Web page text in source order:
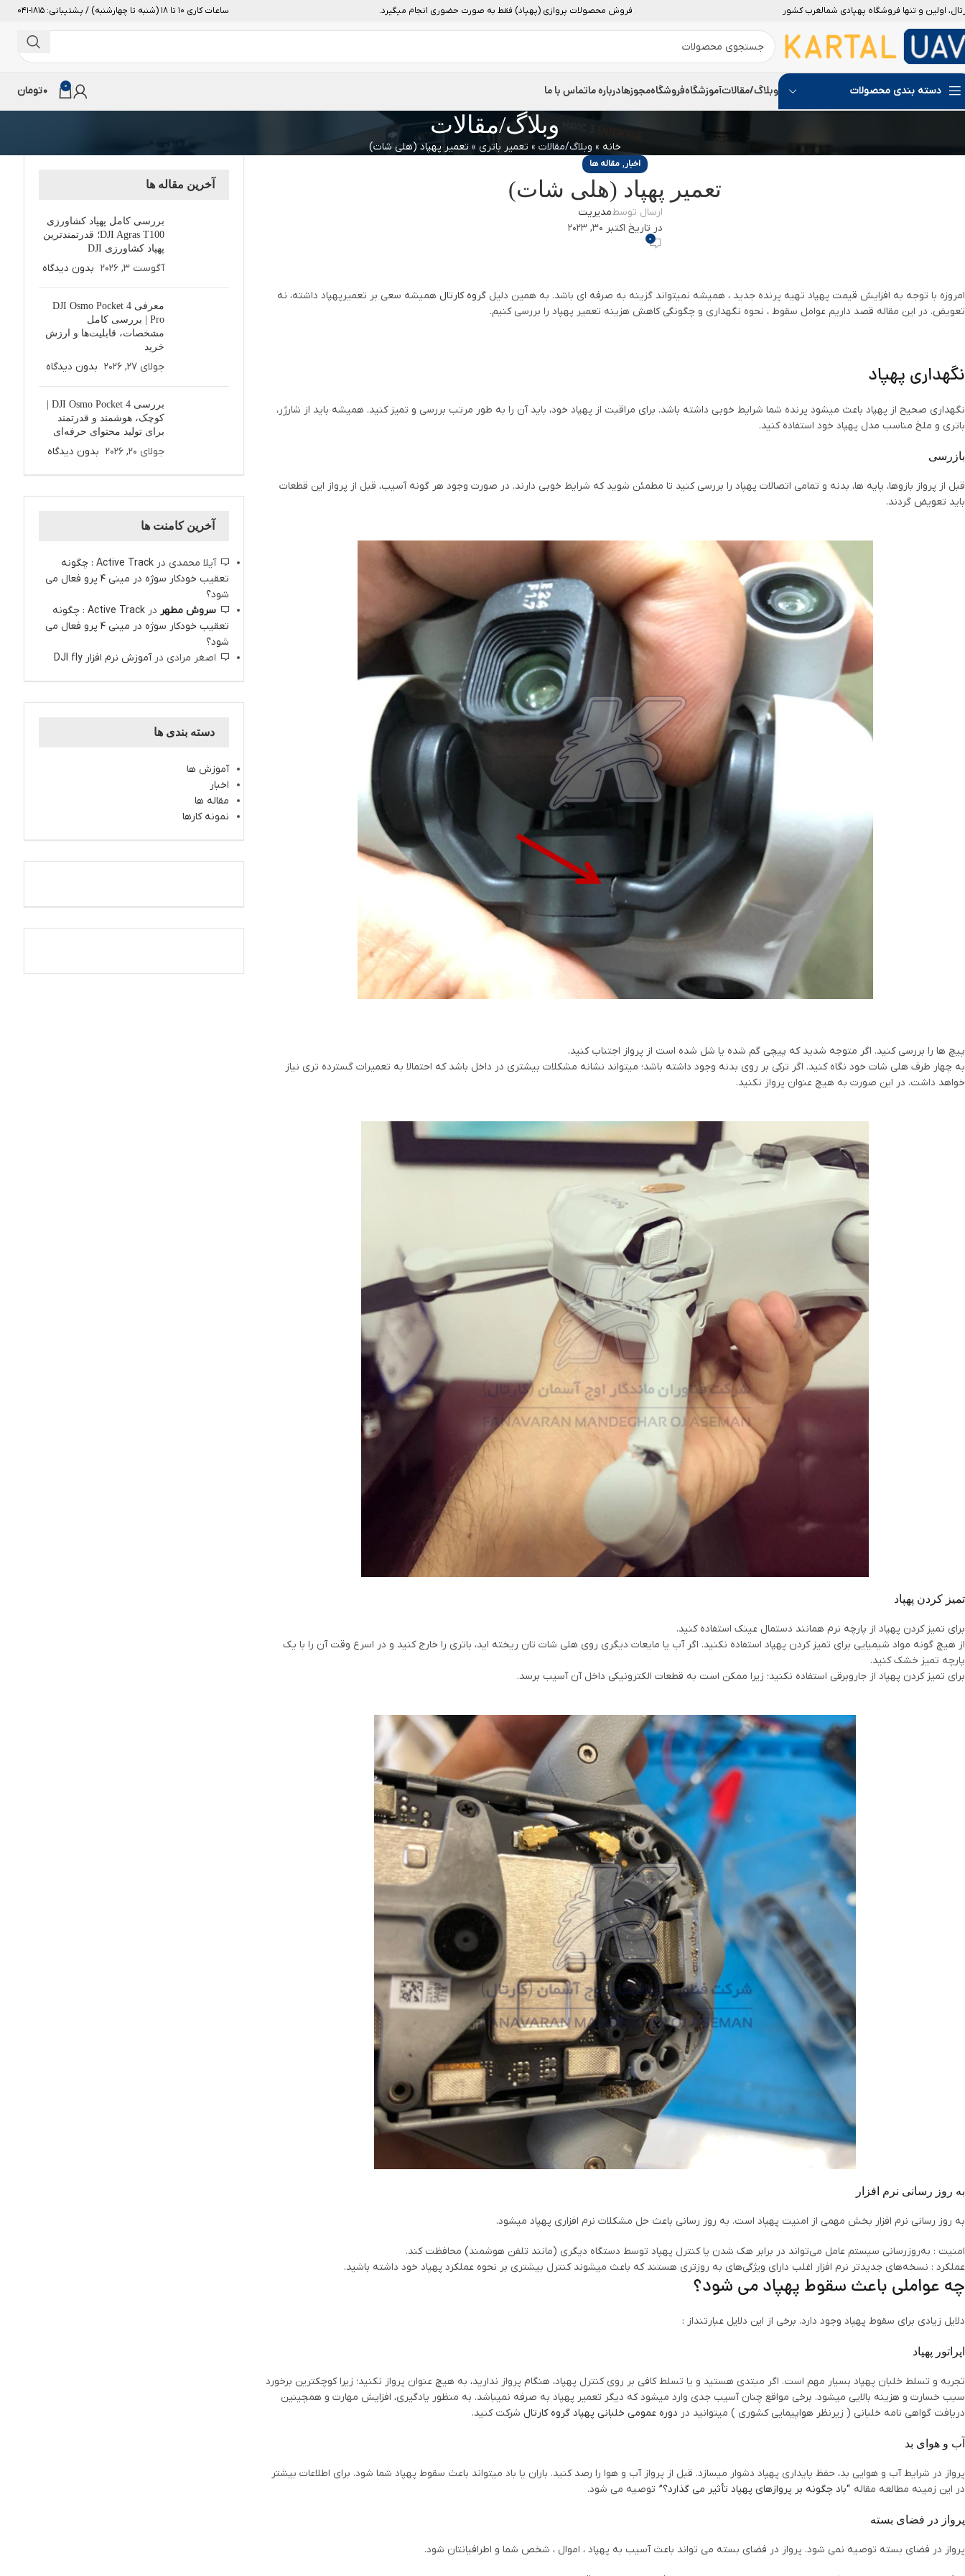
اولین و تنها فروشگاه پهپادی شمالغرب کشور فروش محصولات پروازی (پهپاد) فقط به صورت حضوری انجام میگیرد. ساعات کاری 10 تا 18 (شنبه تا چهارشنبه) / پشتیبانی: 1815-041
دسته بندی محصولات وبلاگ/مقالاتآموزشگاهفروشگاهمجوزهادرباره ماتماس با ما 0
0تومان
وبلاگ/مقالات
خانه » وبلاگ/مقالات » تعمیر باتری » تعمیر پهپاد (هلی شات)
اخبار, مقاله ها
تعمیر پهپاد (هلی شات)
ارسال توسطمدیریت
در تاریخ اکتبر 30, 2023
0
امروزه با توجه به افزایش قیمت پهپاد تهیه پرنده جدید ، همیشه نمیتواند گزینه به صرفه ای باشد. به همین دلیل گروه کارتال همیشه سعی بر تعمیرپهپاد داشته، نه
تعویض. در این مقاله قصد داریم عوامل سقوط ، نحوه نگهداری و چگونگی کاهش هزینه تعمیر پهپاد را بررسی کنیم.
نگهداری پهپاد
نگهداری صحیح از پهپاد باعث میشود پرنده شما شرایط خوبی داشته باشد. برای مراقبت از پهپاد خود، باید آن را به طور مرتب بررسی و تمیز کنید. همیشه باید از شارژر،
باتری و ملخ مناسب مدل پهپاد خود استفاده کنید.
بازرسی
قبل از پرواز بازوها، پایه ها، بدنه و تمامی اتصالات پهپاد را بررسی کنید تا مطمئن شوید که شرایط خوبی دارند. در صورت وجود هر گونه آسیب، قبل از پرواز این قطعات
باید تعویض گردند.
پیچ ها را بررسی کنید. اگر متوجه شدید که پیچی گم شده یا شل شده است از پرواز اجتناب کنید.
به چهار طرف هلی شات خود نگاه کنید. اگر ترکی بر روی بدنه وجود داشته باشد؛ میتواند نشانه مشکلات بیشتری در داخل باشد که احتمالا به تعمیرات گسترده تری نیاز
خواهد داشت. در این صورت به هیچ عنوان پرواز نکنید.
تمیز کردن پهپاد
برای تمیز کردن پهپاد از پارچه نرم همانند دستمال عینک استفاده کنید.
از هیچ گونه مواد شیمیایی برای تمیز کردن پهپاد استفاده نکنید. اگر آب یا مایعات دیگری روی هلی شات تان ریخته اید، باتری را خارج کنید و در اسرع وقت آن را با یک
پارچه تمیز خشک کنید.
برای تمیز کردن پهپاد از جاروبرقی استفاده نکنید؛ زیرا ممکن است به قطعات الکترونیکی داخل آن آسیب برسد.
به روز رسانی نرم افزار
به روز رسانی‌ نرم افزار بخش مهمی از امنیت پهپاد است. به روز رسانی باعث حل مشکلات نرم افزاری پهپاد میشود.
امنیت : به‌روزرسانی سیستم عامل می‌تواند در برابر هک شدن یا کنترل پهپاد توسط دستگاه دیگری (مانند تلفن هوشمند) محافظت کند.
عملکرد : نسخه‌های جدیدتر نرم افزار اغلب دارای ویژگی‌های به روزتری هستند که باعث میشوند کنترل بیشتری بر نحوه عملکرد پهپاد خود داشته باشید.
چه عواملی باعث سقوط پهپاد می شود؟
دلایل زیادی برای سقوط پهپاد وجود دارد. برخی از این دلایل عبارتنداز :
اپراتور پهپاد
تجربه و تسلط خلبان پهپاد بسیار مهم است. اگر مبتدی هستید و یا تسلط کافی بر روی کنترل پهپاد، هنگام پرواز ندارید، به هیچ عنوان پرواز نکنید؛ زیرا کوچکترین برخورد
سبب خسارت و هزینه بالایی میشود. برخی مواقع چنان آسیب جدی وارد میشود که دیگر تعمیر پهپاد به صرفه نمیباشد. به منظور یادگیری، افزایش مهارت و همچینین
دریافت گواهی نامه خلبانی ( زیرنظر هواپیمایی کشوری ) میتوانید در دوره عمومی خلبانی پهپاد گروه کارتال شرکت کنید.
آب و هوای بد
پرواز در شرایط آب و هوایی بد، حفظ پایداری پهپاد دشوار میسازد. قبل از پرواز آب و هوا را رصد کنید. باران یا باد میتواند باعث سقوط پهپاد شما شود. برای اطلاعات بیشتر
در این زمینه مطالعه مقاله “باد چگونه بر پروازهای پهپاد تأثیر می گذارد؟” توصیه می شود.
پرواز در فضای بسته
پرواز در فضای بسته توصیه نمی شود. پرواز در فضای بسته می تواند باعث آسیب به پهپاد ، اموال ، شخص شما و اطرافیانتان شود.
08
آوریل
11
مارس
04
مارس
29
ژانویه
20
نوامبر
05
سپتامبر
آخرین مقاله ها
بررسی کامل پهپاد کشاورزی
DJI Agras T100؛ قدرتمندترین
پهپاد کشاورزی DJI
آگوست 3, 2026 بدون دیدگاه
معرفی DJI Osmo Pocket 4
Pro | بررسی کامل
مشخصات، قابلیت‌ها و ارزش
خرید
جولای 27, 2026 بدون دیدگاه
بررسی DJI Osmo Pocket 4 |
کوچک، هوشمند و قدرتمند
برای تولید محتوای حرفه‌ای
جولای 20, 2026 بدون دیدگاه
آخرین کامنت ها
آیلا محمدی در
Active Track : چگونه
تعقیب خودکار سوژه در مینی 4 پرو فعال می
شود؟
سروش مطهردر
Active Track : چگونه
تعقیب خودکار سوژه در مینی 4 پرو فعال می
شود؟
اصغر مرادی درآموزش نرم افزار DJI fly
دسته بندی ها
آموزش ها
اخبار
مقاله ها
نمونه کارها
اینستاگرام کارتال
linkedin
WhatsApp
Telegram